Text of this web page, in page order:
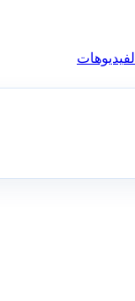
الفيديوهات